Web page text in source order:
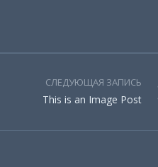
СЛЕДУЮЩАЯ ЗАПИСЬ
This is an Image Post